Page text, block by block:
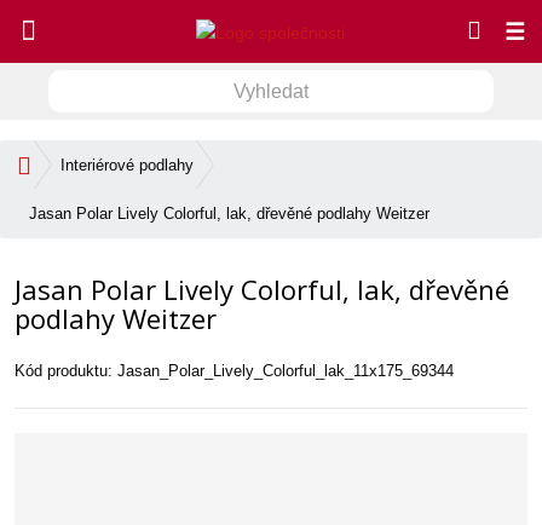
a
☰
o
í
t
a
Interiérové podlahy
Jasan Polar Lively Colorful, lak, dřevěné podlahy Weitzer
Jasan Polar Lively Colorful, lak, dřevěné
podlahy Weitzer
Kód produktu: Jasan_Polar_Lively_Colorful_lak_11x175_69344